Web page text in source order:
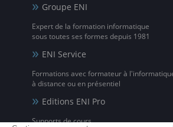
Groupe ENI
Expert de la formation informatique
sous toutes ses formes depuis 1981
ENI Service
Formations avec formateur à
à distance ou en présentiel
Editions ENI Pro
Supports de cours